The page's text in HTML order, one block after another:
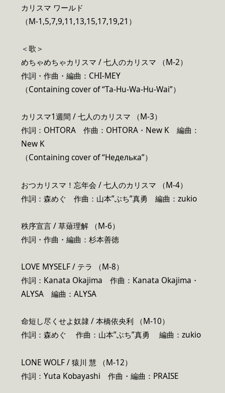
カリスマ ワールド
（M-1,5,7,9,11,13,15,17,19,21）
＜歌＞
めちゃめちゃカリスマ / 七人のカリスマ （M-2）
作詞・作曲・編曲：CHI-MEY
（Containing cover of “Ta-Hu-Wa-Hu-Wai”）
カリスマ1週間 / 七人のカリスマ （M-3）
作詞：OHTORA 作曲：OHTORA・New K 編曲：
New K
（Containing cover of “Неделька”）
おつカリスマ！忘年会 / 七人のカリスマ （M-4）
作詞：森めぐ 作曲：山本”ぶち”真勇 編曲：zukio
秩序宣言 / 草薙理解 （M-6）
作詞・作曲・編曲：杉本善徳
LOVE MYSELF / テラ （M-8）
作詞：Kanata Okajima 作曲：Kanata Okajima・
ALYSA 編曲：ALYSA
命短し尽くせよ奴隷 / 本橋依央利 （M-10）
作詞：森めぐ 作曲：山本”ぶち”真勇 編曲：zukio
LONE WOLF / 猿川 慧 （M-12）
作詞：Yuta Kobayashi 作曲・編曲：PRAISE